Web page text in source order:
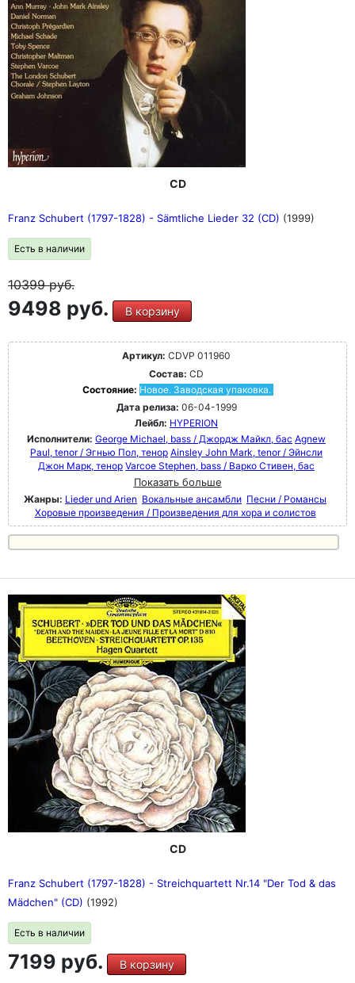
CD
Franz Schubert (1797-1828) - Sämtliche Lieder 32 (CD) (1999)
Есть в наличии
10399руб.
9498 руб. В корзину
Артикул: CDVP 011960
Состав: CD
Состояние: Новое. Заводская упаковка.
Дата релиза: 06-04-1999
Лейбл: HYPERION
Исполнители: George Michael, bass / Джордж Майкл, бас Agnew
Paul, tenor / Эгнью Пол, тенор Ainsley John Mark, tenor / Эйнсли
Джон Марк, тенор Varcoe Stephen, bass / Варко Стивен, бас
Показать больше
Жанры: Lieder und Arien Вокальные ансамбли Песни / Романсы
Хоровые произведения / Произведения для хора и солистов
CD
Franz Schubert (1797-1828) - Streichquartett Nr.14 "Der Tod & das
Mädchen" (CD) (1992)
Есть в наличии
7199 руб. В корзину